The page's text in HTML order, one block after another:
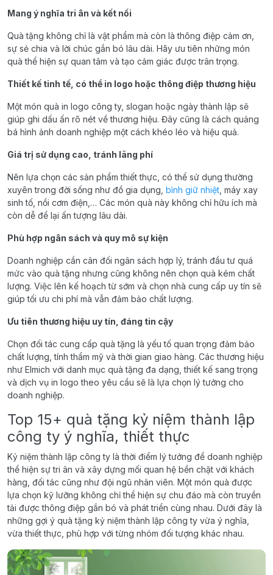
Mang ý nghĩa tri ân và kết nối
Quà tặng không chỉ là vật phẩm mà còn là thông điệp cảm ơn,
sự sẻ chia và lời chúc gắn bó lâu dài. Hãy ưu tiên những món
quà thể hiện sự quan tâm và tạo cảm giác được trân trọng.
Thiết kế tinh tế, có thể in logo hoặc thông điệp thương hiệu
Một món quà in logo công ty, slogan hoặc ngày thành lập sẽ
giúp ghi dấu ấn rõ nét về thương hiệu. Đây cũng là cách quảng
bá hình ảnh doanh nghiệp một cách khéo léo và hiệu quả.
Giá trị sử dụng cao, tránh lãng phí
Nên lựa chọn các sản phẩm thiết thực, có thể sử dụng thường
xuyên trong đời sống như đồ gia dụng, bình giữ nhiệt , máy xay
sinh tố, nồi cơm điện,… Các món quà này không chỉ hữu ích mà
còn dễ để lại ấn tượng lâu dài.
Phù hợp ngân sách và quy mô sự kiện
Doanh nghiệp cần cân đối ngân sách hợp lý, tránh đầu tư quá
mức vào quà tặng nhưng cũng không nên chọn quà kém chất
lượng. Việc lên kế hoạch từ sớm và chọn nhà cung cấp uy tín sẽ
giúp tối ưu chi phí mà vẫn đảm bảo chất lượng.
Ưu tiên thương hiệu uy tín, đáng tin cậy
Chọn đối tác cung cấp quà tặng là yếu tố quan trọng đảm bảo
chất lượng, tính thẩm mỹ và thời gian giao hàng. Các thương hiệu
như Elmich với danh mục quà tặng đa dạng, thiết kế sang trọng
và dịch vụ in logo theo yêu cầu sẽ là lựa chọn lý tưởng cho
doanh nghiệp.
Top 15+ quà tặng kỷ niệm thành lập
công ty ý nghĩa, thiết thực
Kỷ niệm thành lập công ty là thời điểm lý tưởng để doanh nghiệp
thể hiện sự tri ân và xây dựng mối quan hệ bền chặt với khách
hàng, đối tác cũng như đội ngũ nhân viên. Một món quà được
lựa chọn kỹ lưỡng không chỉ thể hiện sự chu đáo mà còn truyền
tải được thông điệp gắn bó và phát triển cùng nhau. Dưới đây là
những gợi ý quà tặng kỷ niệm thành lập công ty vừa ý nghĩa,
vừa thiết thực, phù hợp với từng nhóm đối tượng khác nhau.